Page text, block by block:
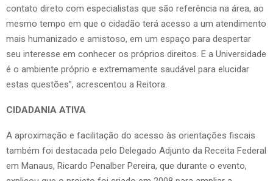
contato direto com especialistas que são referência na área, ao
mesmo tempo em que o cidadão terá acesso a um atendimento
mais humanizado e amistoso, em um espaço para despertar
seu interesse em conhecer os próprios direitos. E a Universidade
é o ambiente próprio e extremamente saudável para elucidar
estas questões”, acrescentou a Reitora.
CIDADANIA ATIVA
A aproximação e facilitação do acesso às orientações fiscais
também foi destacada pelo Delegado Adjunto da Receita Federal
em Manaus, Ricardo Penalber Pereira, que durante o evento,